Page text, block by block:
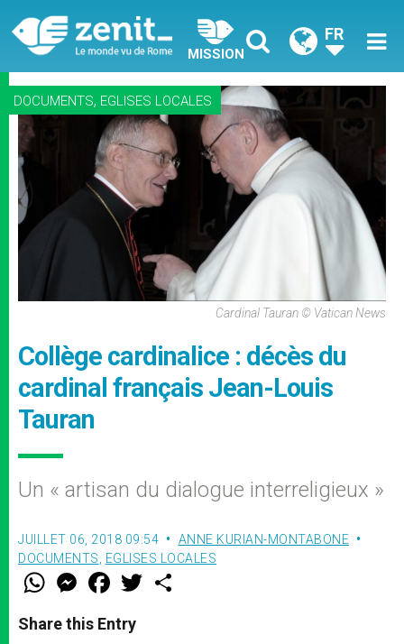
MISSION
FR
DOCUMENTS, EGLISES LOCALES
Cardinal Tauran © Vatican News
Collège cardinalice : décès du
cardinal français Jean-Louis
Tauran
Un « artisan du dialogue interreligieux »
JUILLET 06, 2018 09:54
ANNE KURIAN-MONTABONE
DOCUMENTS
EGLISES LOCALES
W
t
s
M
e
s
e
F
a
e
b
w
Share this Entry